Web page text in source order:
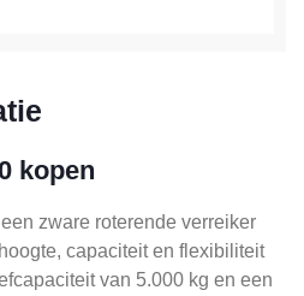
kopen
zware roterende verreiker
capaciteit en flexibiliteit
van 5.000 kg en een